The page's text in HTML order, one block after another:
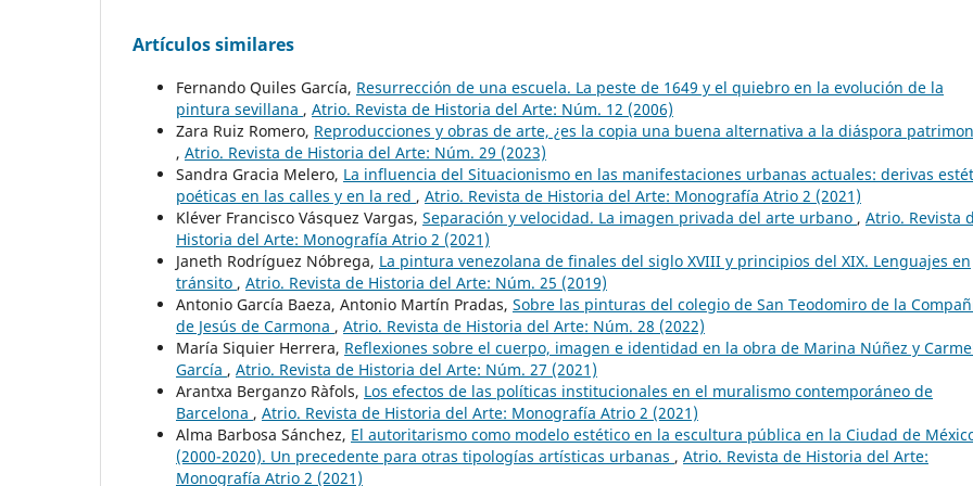
Artículos similares
Fernando Quiles García, Resurrección de una escuela. La peste de 1649 y el quiebro en la evolución de la
pintura sevillana , Atrio. Revista de Historia del Arte: Núm. 12 (2006)
Zara Ruiz Romero, Reproducciones y obras de arte, ¿es la copia una buena alternativa a la diáspora
, Atrio. Revista de Historia del Arte: Núm. 29 (2023)
Sandra Gracia Melero, La influencia del Situacionismo en las manifestaciones urbanas actuales: derivas
poéticas en las calles y en la red , Atrio. Revista de Historia del Arte: Monografía Atrio 2 (2021)
Kléver Francisco Vásquez Vargas, Separación y velocidad. La imagen privada del arte urbano , Atrio. Revista
Historia del Arte: Monografía Atrio 2 (2021)
Janeth Rodríguez Nóbrega, La pintura venezolana de finales del siglo XVIII y principios del XIX. Lenguajes en
tránsito , Atrio. Revista de Historia del Arte: Núm. 25 (2019)
Antonio García Baeza, Antonio Martín Pradas, Sobre las pinturas del colegio de San Teodomiro de la
de Jesús de Carmona , Atrio. Revista de Historia del Arte: Núm. 28 (2022)
María Siquier Herrera, Reflexiones sobre el cuerpo, imagen e identidad en la obra de Marina Núñez y
García , Atrio. Revista de Historia del Arte: Núm. 27 (2021)
Arantxa Berganzo Ràfols, Los efectos de las políticas institucionales en el muralismo contemporáneo de
Barcelona , Atrio. Revista de Historia del Arte: Monografía Atrio 2 (2021)
Alma Barbosa Sánchez, El autoritarismo como modelo estético en la escultura pública en la Ciudad de
(2000-2020). Un precedente para otras tipologías artísticas urbanas , Atrio. Revista de Historia del Arte:
Monografía Atrio 2 (2021)